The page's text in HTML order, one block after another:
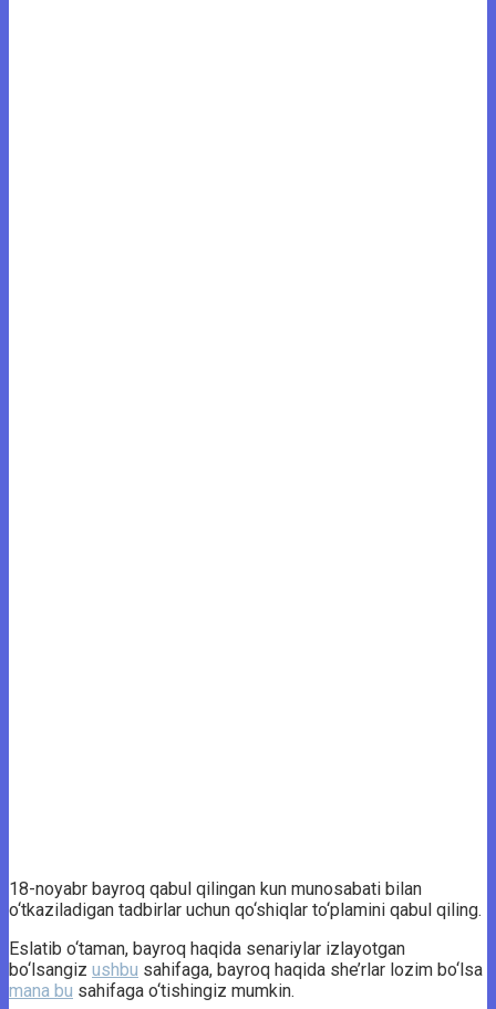
18-noyabr bayroq qabul qilingan kun munosabati bilan
o‘tkaziladigan tadbirlar uchun qo‘shiqlar to‘plamini qabul qiling.
Eslatib o‘taman, bayroq haqida senariylar izlayotgan
bo‘lsangiz ushbu sahifaga, bayroq haqida she’rlar lozim bo‘lsa
mana bu sahifaga o‘tishingiz mumkin.